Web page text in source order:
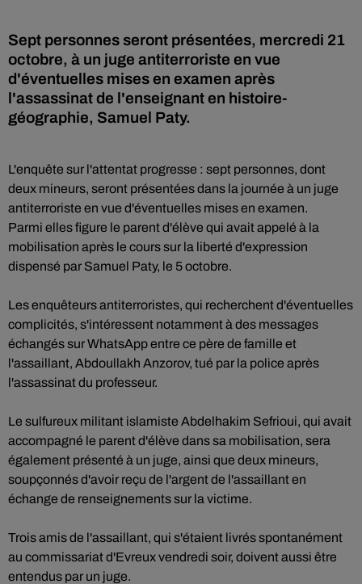
Sept personnes seront présentées, mercredi 21
octobre, à un juge antiterroriste en vue
d'éventuelles mises en examen après
l'assassinat de l'enseignant en histoire-
géographie, Samuel Paty.
L'enquête sur l'attentat progresse : sept personnes, dont
deux mineurs, seront présentées dans la journée à un juge
antiterroriste en vue d'éventuelles mises en examen.
Parmi elles figure le parent d'élève qui avait appelé à la
mobilisation après le cours sur la liberté d'expression
dispensé par Samuel Paty, le 5 octobre.
Les enquêteurs antiterroristes, qui recherchent d'éventuelles
complicités, s'intéressent notamment à des messages
échangés sur WhatsApp entre ce père de famille et
l'assaillant, Abdoullakh Anzorov, tué par la police après
l'assassinat du professeur.
Le sulfureux militant islamiste Abdelhakim Sefrioui, qui avait
accompagné le parent d'élève dans sa mobilisation, sera
également présenté à un juge, ainsi que deux mineurs,
soupçonnés d'avoir reçu de l'argent de l'assaillant en
échange de renseignements sur la victime.
Trois amis de l'assaillant, qui s'étaient livrés spontanément
au commissariat d'Evreux vendredi soir, doivent aussi être
entendus par un juge.